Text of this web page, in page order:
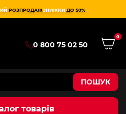
РОЗПРОДАЖЗНИЖКИ ДО 50%
0 800 75 02 50
0
ПОШУК
товарів